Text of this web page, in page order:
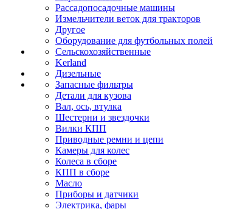
Рассадопосадочные машины
Измельчители веток для тракторов
Другое
Оборудование для футбольных полей
Сельскохозяйственные
Kerland
Дизельные
Запасные фильтры
Детали для кузова
Вал, ось, втулка
Шестерни и звездочки
Вилки КПП
Приводные ремни и цепи
Камеры для колес
Колеса в сборе
КПП в сборе
Масло
Приборы и датчики
Электрика, фары